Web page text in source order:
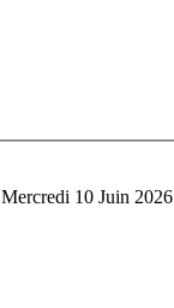
Mercredi 10 Juin 2026